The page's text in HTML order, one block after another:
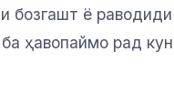
бозгашт ё
ҳавопаймо рад